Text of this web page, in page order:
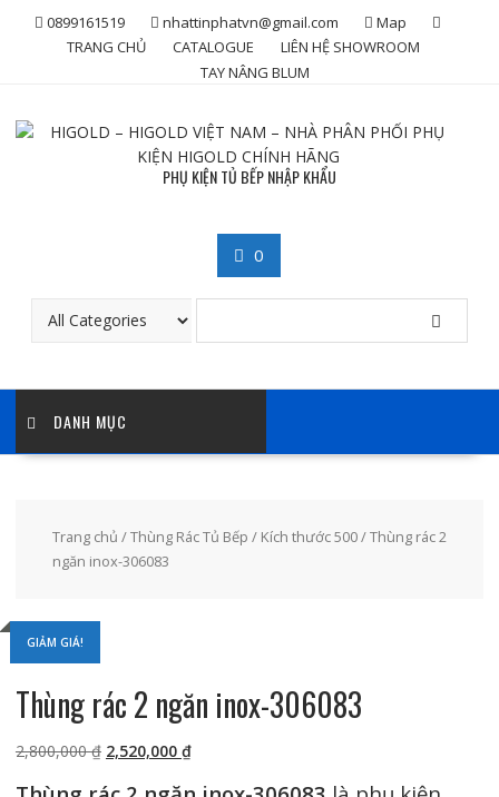
0899161519 nhattinphatvn@gmail.com
Map
TRANG CHỦ
CATALOGUE
LIÊN HỆ SHOWROOM
TAY NÂNG BLUM
PHỤ KIỆN TỦ BẾP NHẬP KHẨU
0
DANH MỤC
Trang chủ /Thùng Rác Tủ Bếp / Kích thước 500/ Thùng rác 2
ngăn inox-306083
GIẢM GIÁ!
Thùng rác 2 ngăn inox-306083
2,800,000₫ Giá
2,520,000 ₫Giá